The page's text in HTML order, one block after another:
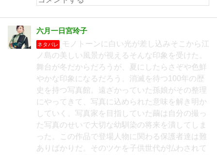
六月一日宮玲子
ネタバレ
モノトーンに白い光が差し込みそこから江
ノ島の美しい風景が視えるそんな印象を受けた。
舞台が冬だからだろうが、夏にしたらさぞや色鮮
やかな印象になるだろう。消滅を待つ100年の歴
史を持つ写真館。遠ざかっていた孫娘がその整理
にやってきて、写真に込められた意味を解き明か
していく。写真家を目指していた繭は自分の撮っ
た写真のせいで大切な幼馴染の将来を潰してしま
った。この作品で登場人物に関わる保護者達は難
ありばかりだ。そのツケを子供世代が払わされて